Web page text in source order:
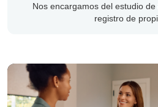
Nos encargamos del estudio
registro de